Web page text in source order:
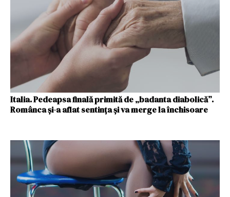
Italia. Pedeapsa finală primită de „badanta diabolică”.
Românca și-a aflat sentința și va merge la închisoare